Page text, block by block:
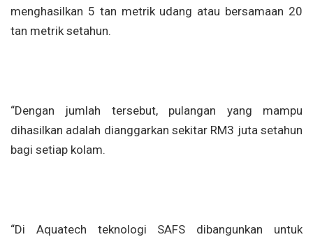
menghasilkan 5 tan metrik udang atau bersamaan 20
tan metrik setahun.
“Dengan jumlah tersebut, pulangan yang mampu
dihasilkan adalah dianggarkan sekitar RM3 juta setahun
bagi setiap kolam.
“Di Aquatech teknologi SAFS dibangunkan untuk